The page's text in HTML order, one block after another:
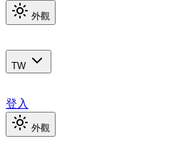
外觀
TW
登入
外觀